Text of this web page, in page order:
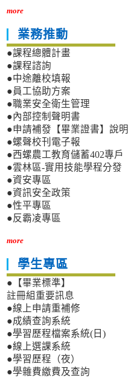
more
業務推動
●課程總體計畫
●課程諮詢
●中途離校填報
●員工協助方案
●職業安全衛生管理
●內部控制聲明書
●申請補發【畢業證書】說明
●螺聲校刊電子報
●西螺農工教育儲蓄402專戶
●雲林區-實用技能學程分發
●資安專區
●資訊安全政策
●性平專區
●反霸凌專區
more
學生專區
●【畢業標準】
註冊組重要訊息
●線上申請重補修
●成績查詢系統
●學習歷程檔案系統(日)
●線上選課系統
●學習歷程（夜）
●學雜費繳費及查詢